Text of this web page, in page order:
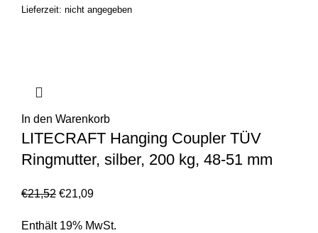
Lieferzeit: nicht angegeben
In den Warenkorb
LITECRAFT Hanging Coupler TÜV
Ringmutter, silber, 200 kg, 48-51 mm
€21,52 €21,09
Enthält 19% MwSt.